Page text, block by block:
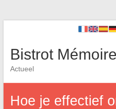
Bistrot Mémoire
Actueel
Hoe je effectief